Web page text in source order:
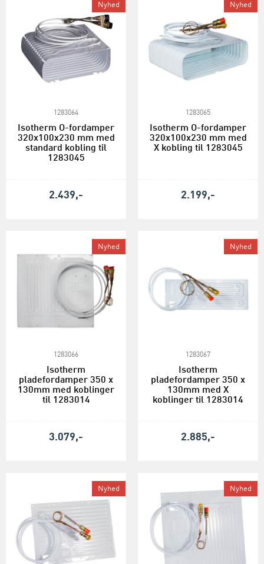
Nyhed
1283064
Isotherm O-fordamper
320x100x230 mm med
standard kobling til
1283045
2.439,-
Nyhed
1283065
Isotherm O-fordamper
320x100x230 mm med
X kobling til 1283045
2.199,-
Nyhed
1283066
Isotherm
pladefordamper 350 x
130mm med koblinger
til 1283014
3.079,-
Nyhed
1283067
Isotherm
pladefordamper 350 x
130mm med X
koblinger til 1283014
2.885,-
Nyhed Nyhed